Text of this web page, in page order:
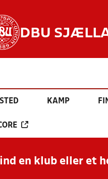
DBU
KAMP
en klub eller et